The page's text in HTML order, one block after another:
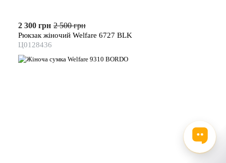
2 300 грн 2 500 грн
Рюкзак жіночий Welfare 6727 BLK
Ц0128436